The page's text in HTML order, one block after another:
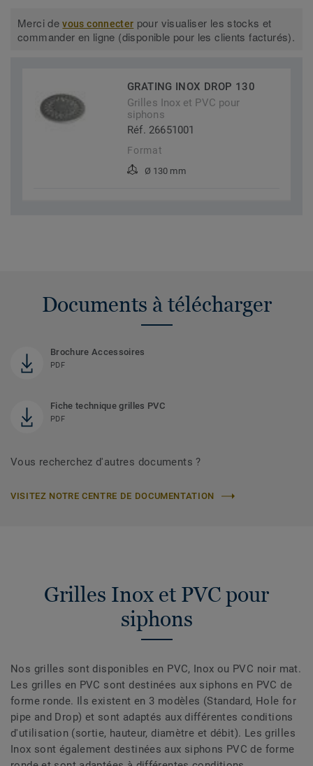
Merci devous connecter pour visualiser les stocks et
commander en ligne (disponible pour les clients facturés).
GRATING INOX DROP 130
Grilles Inox et PVC pour
siphons
Réf. 26651001
Format
Ø 130 mm
Documents à télécharger
Brochure Accessoires
PDF
Fiche technique grilles PVC
PDF
Vous recherchez d'autres documents ?
VISITEZ NOTRE CENTRE DE DOCUMENTATION
Grilles Inox et PVC pour
siphons
Nos grilles sont disponibles en PVC, Inox ou PVC noir mat.
Les grilles en PVC sont destinées aux siphons en PVC de
forme ronde. Ils existent en 3 modèles (Standard, Hole for
pipe and Drop) et sont adaptés aux différentes conditions
d'utilisation (sortie, hauteur, diamètre et débit). Les grilles
Inox sont également destinées aux siphons PVC de forme